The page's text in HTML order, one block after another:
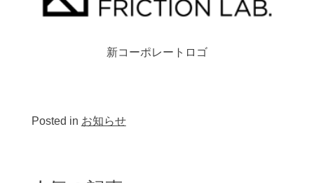
新コーポレートロゴ
Posted in お知らせ